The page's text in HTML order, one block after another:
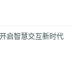
启智慧交互新时代